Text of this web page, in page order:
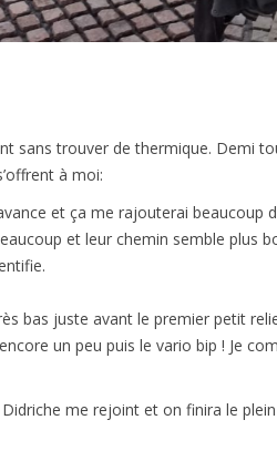
sans trouver de thermique. Demi
à moi:
et ça me rajouterai beaucoup
et leur chemin semble plus
bas juste avant le premier petit
un peu puis le vario bip ! Je
me rejoint et on finira le